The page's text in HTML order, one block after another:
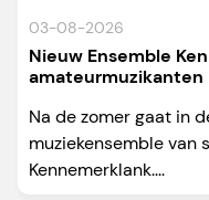
03-08-2026
Nieuw Ensemble
amateurmuzikanten
Na de zomer gaat in
muziekensemble van
Kennemerklank....